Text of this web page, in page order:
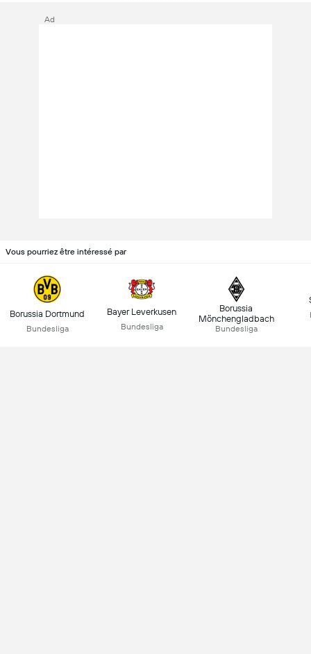
Ad
Vous pourriez être intéressé par
Borussia Dortmund
Bundesliga
Bayer Leverkusen
Bundesliga
Borussia
Mönchengladbach
Bundesliga